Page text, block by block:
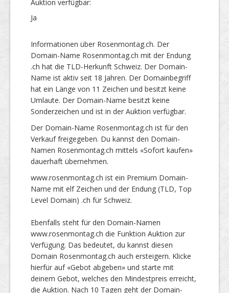
Auktion verfügbar:
Ja
Informationen über Rosenmontag.ch. Der
Domain-Name Rosenmontag.ch mit der Endung
.ch hat die TLD-Herkunft Schweiz. Der Domain-
Name ist aktiv seit 18 Jahren. Der Domainbegriff
hat ein Länge von 11 Zeichen und besitzt keine
Umlaute. Der Domain-Name besitzt keine
Sonderzeichen und ist in der Auktion verfügbar.
Der Domain-Name Rosenmontag.ch ist für den
Verkauf freigegeben. Du kannst den Domain-
Namen Rosenmontag.ch mittels «Sofort kaufen»
dauerhaft übernehmen.
www.rosenmontag.ch ist ein Premium Domain-
Name mit elf Zeichen und der Endung (TLD, Top
Level Domain) .ch für Schweiz.
Ebenfalls steht für den Domain-Namen
www.rosenmontag.ch die Funktion Auktion zur
Verfügung. Das bedeutet, du kannst diesen
Domain Rosenmontag.ch auch ersteigern. Klicke
hierfür auf «Gebot abgeben» und starte mit
deinem Gebot, welches den Mindestpreis erreicht,
die Auktion. Nach 10 Tagen geht der Domain-